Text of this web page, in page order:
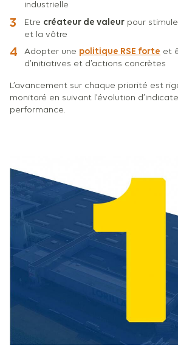
industrielle
Etre créateur de valeur pour
et la vôtre
Adopter une politique RSE forte et
d’initiatives et d’actions concrètes
L’avancement sur chaque priorité est
monitoré en suivant l’évolution
performance.